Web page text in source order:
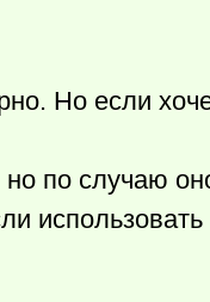
Но если
по случаю